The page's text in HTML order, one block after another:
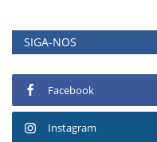
SIGA-NOS
Facebook
Instagram